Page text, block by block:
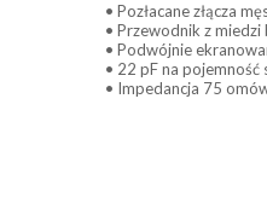
• Pozłacane złącza
• Przewodnik z
• Podwójnie
• 22 pF na pojemność
• Impedancja 75